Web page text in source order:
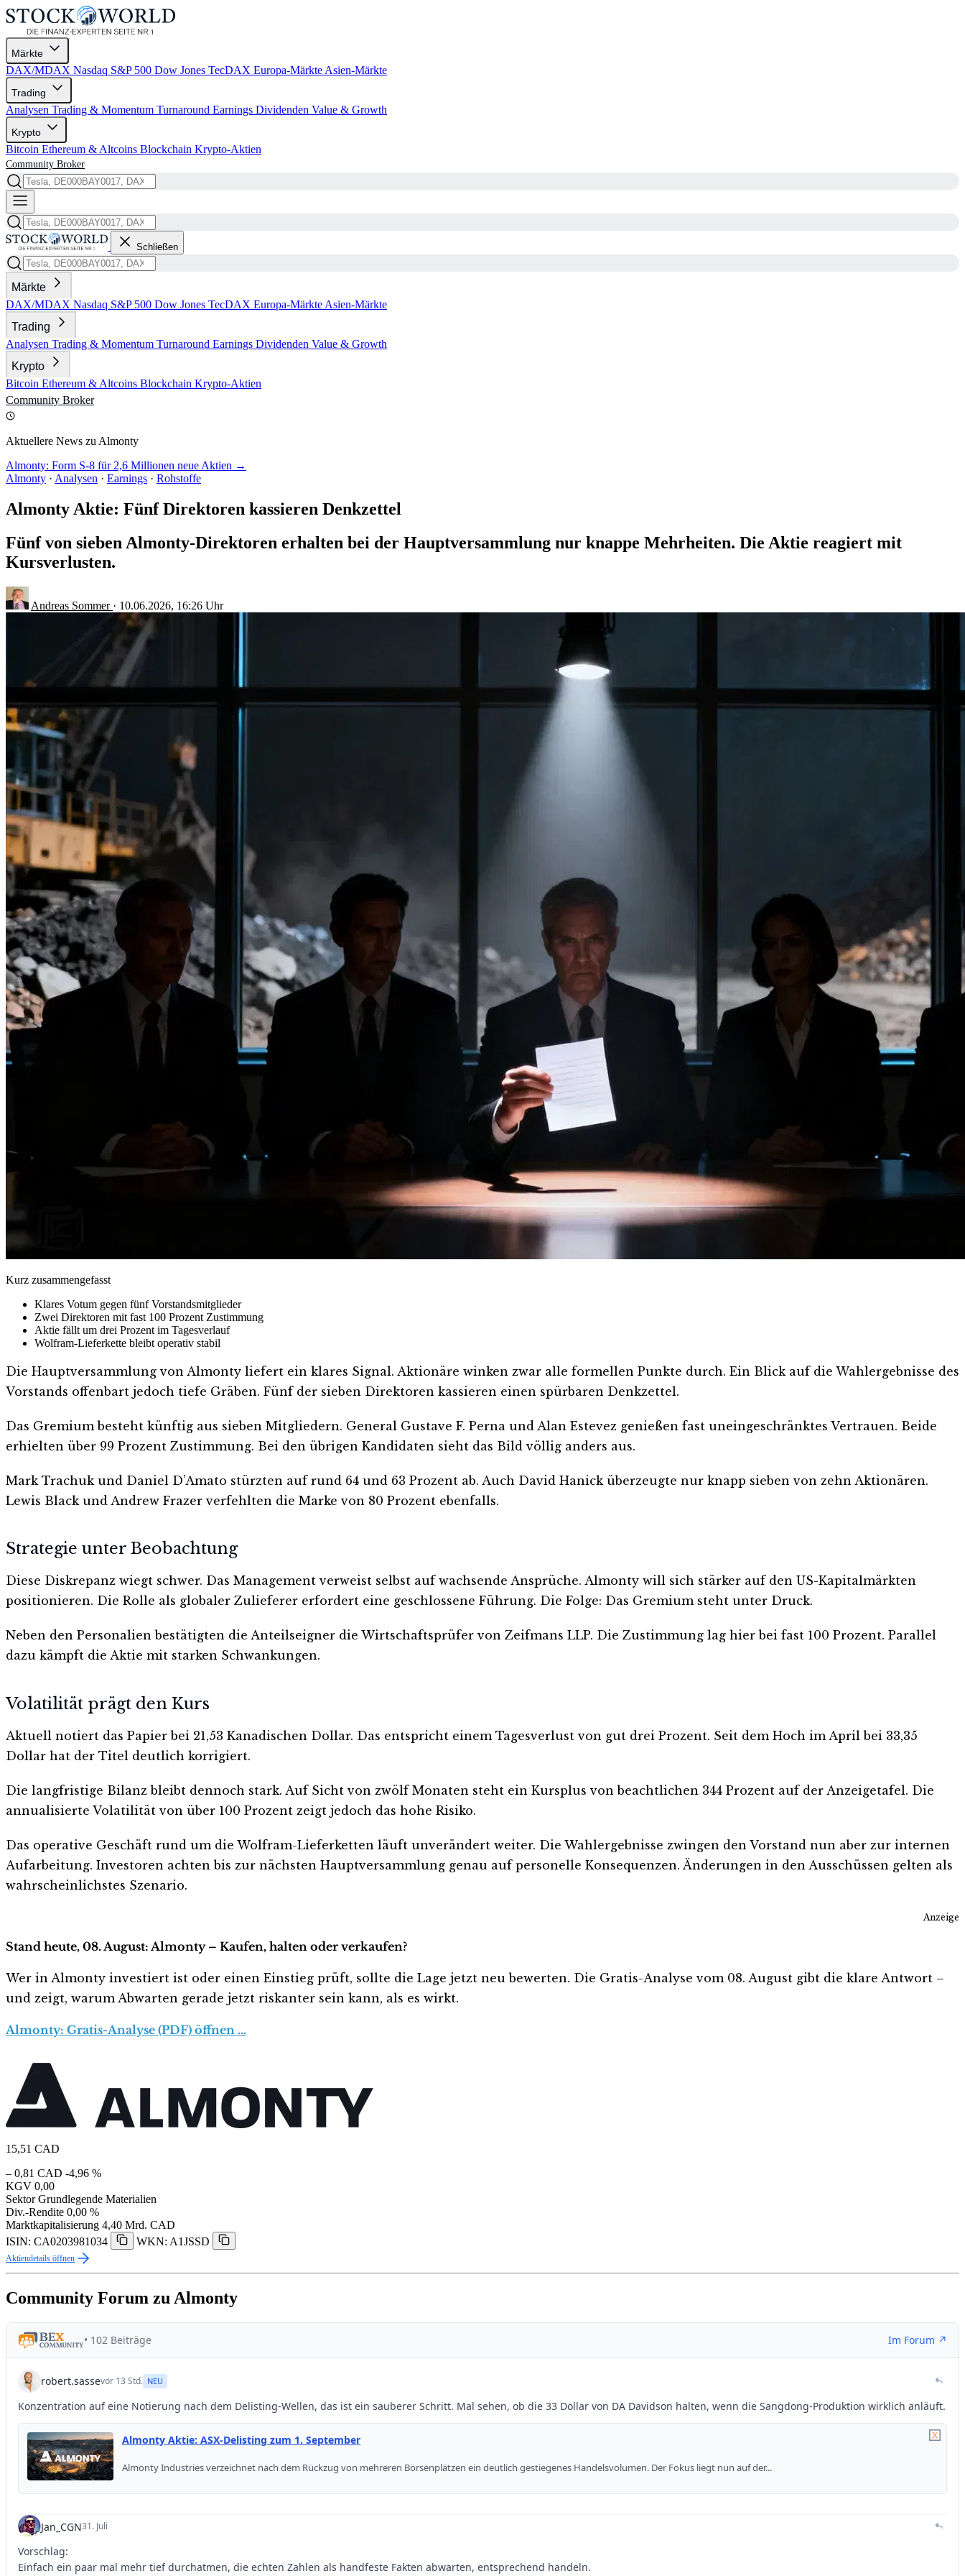
Märkte
DAX/MDAX Nasdaq S&P 500 Dow Jones TecDAX Europa-Märkte Asien-Märkte
Trading
Analysen Trading & Momentum Turnaround Earnings Dividenden Value & Growth
Krypto
Bitcoin Ethereum & Altcoins Blockchain Krypto-Aktien
Community Broker
Schließen
Märkte
DAX/MDAX Nasdaq S&P 500 Dow Jones TecDAX Europa-Märkte Asien-Märkte
Trading
Analysen Trading & Momentum Turnaround Earnings Dividenden Value & Growth
Krypto
Bitcoin Ethereum & Altcoins Blockchain Krypto-Aktien
Community Broker
Aktuellere News zu Almonty
Almonty: Form S-8 für 2,6 Millionen neue Aktien →
Almonty · Analysen · Earnings · Rohstoffe
Almonty Aktie: Fünf Direktoren kassieren Denkzettel
Fünf von sieben Almonty-Direktoren erhalten bei der Hauptversammlung nur knappe Mehrheiten. Die Aktie reagiert mit
Kursverlusten.
Andreas Sommer · 10.06.2026, 16:26 Uhr
Kurz zusammengefasst
Klares Votum gegen fünf Vorstandsmitglieder
Zwei Direktoren mit fast 100 Prozent Zustimmung
Aktie fällt um drei Prozent im Tagesverlauf
Wolfram-Lieferkette bleibt operativ stabil
Die Hauptversammlung von Almonty liefert ein klares Signal. Aktionäre winken zwar alle formellen Punkte durch. Ein Blick auf die Wahlergebnisse des
Vorstands offenbart jedoch tiefe Gräben. Fünf der sieben Direktoren kassieren einen spürbaren Denkzettel.
Das Gremium besteht künftig aus sieben Mitgliedern. General Gustave F. Perna und Alan Estevez genießen fast uneingeschränktes Vertrauen. Beide
erhielten über 99 Prozent Zustimmung. Bei den übrigen Kandidaten sieht das Bild völlig anders aus.
Mark Trachuk und Daniel D’Amato stürzten auf rund 64 und 63 Prozent ab. Auch David Hanick überzeugte nur knapp sieben von zehn Aktionären.
Lewis Black und Andrew Frazer verfehlten die Marke von 80 Prozent ebenfalls.
Strategie unter Beobachtung
Diese Diskrepanz wiegt schwer. Das Management verweist selbst auf wachsende Ansprüche. Almonty will sich stärker auf den US-Kapitalmärkten
positionieren. Die Rolle als globaler Zulieferer erfordert eine geschlossene Führung. Die Folge: Das Gremium steht unter Druck.
Neben den Personalien bestätigten die Anteilseigner die Wirtschaftsprüfer von Zeifmans LLP. Die Zustimmung lag hier bei fast 100 Prozent. Parallel
dazu kämpft die Aktie mit starken Schwankungen.
Volatilität prägt den Kurs
Aktuell notiert das Papier bei 21,53 Kanadischen Dollar. Das entspricht einem Tagesverlust von gut drei Prozent. Seit dem Hoch im April bei 33,35
Dollar hat der Titel deutlich korrigiert.
Die langfristige Bilanz bleibt dennoch stark. Auf Sicht von zwölf Monaten steht ein Kursplus von beachtlichen 344 Prozent auf der Anzeigetafel. Die
annualisierte Volatilität von über 100 Prozent zeigt jedoch das hohe Risiko.
Das operative Geschäft rund um die Wolfram-Lieferketten läuft unverändert weiter. Die Wahlergebnisse zwingen den Vorstand nun aber zur internen
Aufarbeitung. Investoren achten bis zur nächsten Hauptversammlung genau auf personelle Konsequenzen. Änderungen in den Ausschüssen gelten als
wahrscheinlichstes Szenario.
Anzeige
Stand heute, 08. August: Almonty – Kaufen, halten oder verkaufen?
Wer in Almonty investiert ist oder einen Einstieg prüft, sollte die Lage jetzt neu bewerten. Die Gratis-Analyse vom 08. August gibt die klare Antwort –
und zeigt, warum Abwarten gerade jetzt riskanter sein kann, als es wirkt.
Almonty: Gratis-Analyse (PDF) öffnen …
15,51 CAD
– 0,81 CAD -4,96 %
KGV 0,00
Sektor Grundlegende Materialien
Div.-Rendite 0,00 %
Marktkapitalisierung 4,40 Mrd. CAD
ISIN: CA0203981034
WKN: A1JSSD
Aktiendetails öffnen
Community Forum zu Almonty